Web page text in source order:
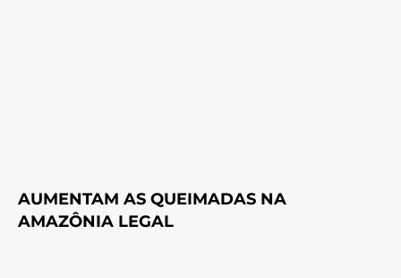
AUMENTAM AS QUEIMADAS NA
AMAZÔNIA LEGAL